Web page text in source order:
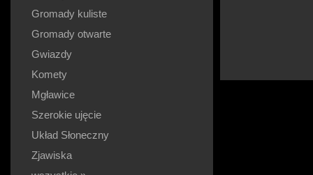
Gromady kuliste
Gromady otwarte
Gwiazdy
Komety
Mgławice
Szerokie ujęcie
Układ Słoneczny
Zjawiska